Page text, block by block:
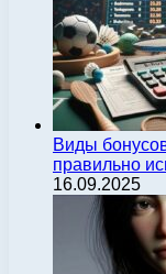
Виды
правильно
16.09.2025